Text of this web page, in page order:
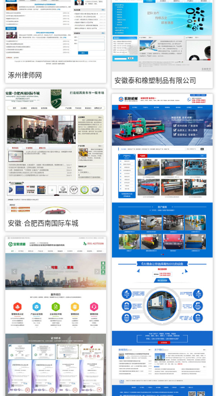
涿州律师网
安徽泰和橡塑制品有限公司
安徽·合肥西南国际车城